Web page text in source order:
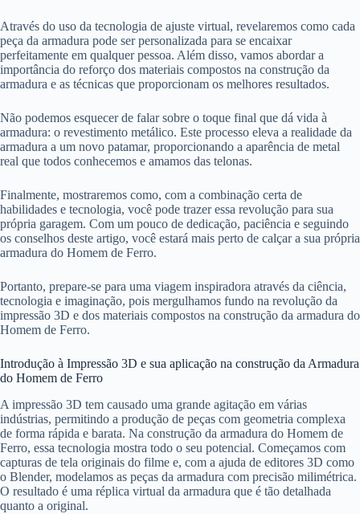
Através do uso da tecnologia de ajuste virtual, revelaremos como cada
peça da armadura pode ser personalizada para se encaixar
perfeitamente em qualquer pessoa. Além disso, vamos abordar a
importância do reforço dos materiais compostos na construção da
armadura e as técnicas que proporcionam os melhores resultados.
Não podemos esquecer de falar sobre o toque final que dá vida à
armadura: o revestimento metálico. Este processo eleva a realidade da
armadura a um novo patamar, proporcionando a aparência de metal
real que todos conhecemos e amamos das telonas.
Finalmente, mostraremos como, com a combinação certa de
habilidades e tecnologia, você pode trazer essa revolução para sua
própria garagem. Com um pouco de dedicação, paciência e seguindo
os conselhos deste artigo, você estará mais perto de calçar a sua própria
armadura do Homem de Ferro.
Portanto, prepare-se para uma viagem inspiradora através da ciência,
tecnologia e imaginação, pois mergulhamos fundo na revolução da
impressão 3D e dos materiais compostos na construção da armadura do
Homem de Ferro.
Introdução à Impressão 3D e sua aplicação na construção da Armadura
do Homem de Ferro
A impressão 3D tem causado uma grande agitação em várias
indústrias, permitindo a produção de peças com geometria complexa
de forma rápida e barata. Na construção da armadura do Homem de
Ferro, essa tecnologia mostra todo o seu potencial. Começamos com
capturas de tela originais do filme e, com a ajuda de editores 3D como
o Blender, modelamos as peças da armadura com precisão milimétrica.
O resultado é uma réplica virtual da armadura que é tão detalhada
quanto a original.